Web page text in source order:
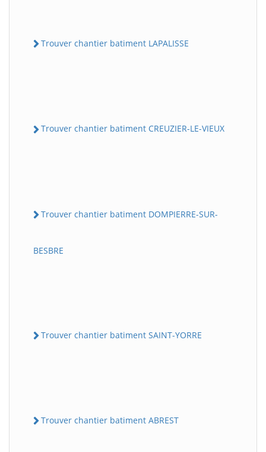
Trouver chantier batiment LAPALISSE
Trouver chantier batiment CREUZIER-LE-VIEUX
Trouver chantier batiment DOMPIERRE-SUR-
BESBRE
Trouver chantier batiment SAINT-YORRE
Trouver chantier batiment ABREST